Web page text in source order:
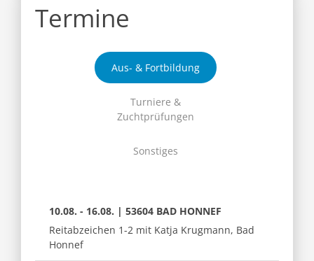
Termine
Aus- & Fortbildung
Turniere &
Zuchtprüfungen
Sonstiges
10.08. - 16.08. | 53604 BAD HONNEF
Reitabzeichen 1-2 mit Katja Krugmann, Bad
Honnef